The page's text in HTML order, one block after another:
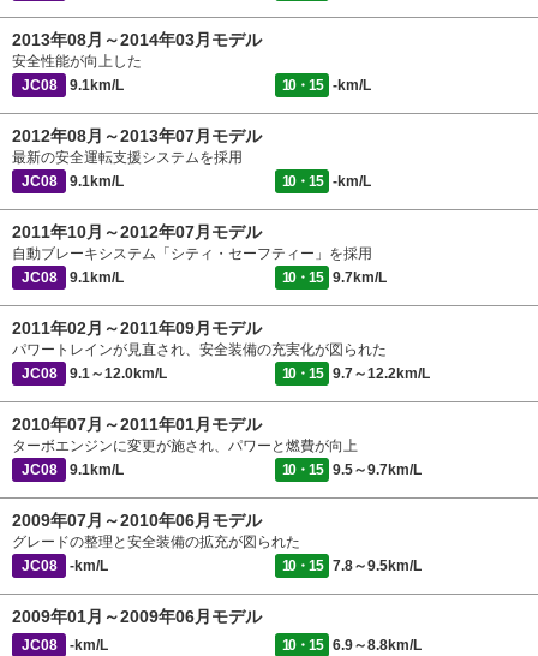
2013年08月～2014年03月モデル
安全性能が向上した
JC08
9.1km/L 10・15 -km/L
2012年08月～2013年07月モデル
最新の安全運転支援システムを採用
JC08
9.1km/L 10・15 -km/L
2011年10月～2012年07月モデル
自動ブレーキシステム「シティ・セーフティー」を採用
JC08
9.1km/L 10・15 9.7km/L
2011年02月～2011年09月モデル
パワートレインが見直され、安全装備の充実化が図られた
JC08
9.1～12.0km/L 10・15 9.7～12.2km/L
2010年07月～2011年01月モデル
ターボエンジンに変更が施され、パワーと燃費が向上
JC08
9.1km/L 10・15 9.5～9.7km/L
2009年07月～2010年06月モデル
グレードの整理と安全装備の拡充が図られた
JC08
-km/L 10・15 7.8～9.5km/L
2009年01月～2009年06月モデル
JC08 -km/L 10・15 6.9～8.8km/L